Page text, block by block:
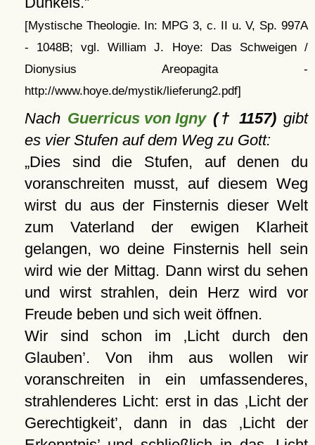
[Mystische Theologie. In: MPG 3, c. II u. V, Sp. 997A
- 1048B; vgl. William J. Hoye: Das Schweigen /
Dionysius Areopagita -
http://www.hoye.de/mystik/lieferung2.pdf]
Nach Guerricus von Igny(† 1157)gibt
es vier Stufen auf dem Weg zu Gott:
Dies sind die Stufen, auf denen du
voranschreiten musst, auf diesem Weg
wirst du aus der Finsternis dieser Welt
zum Vaterland der ewigen Klarheit
gelangen, wo deine Finsternis hell sein
wird wie der Mittag. Dann wirst du sehen
und wirst strahlen, dein Herz wird vor
Freude beben und sich weit öffnen.
Wir sind schon im
Licht durch den
Glauben . Von ihm aus wollen wir
voranschreiten in ein umfassenderes,
strahlenderes Licht: erst in das Licht der
Gerechtigkeit , dann in das
Licht der